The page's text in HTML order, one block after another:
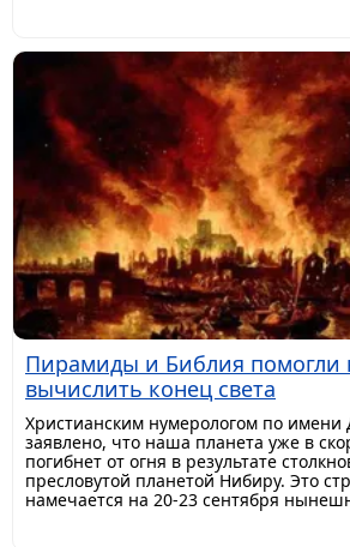
Пирамиды и Библия помогли
вычислить конец света
​Христианским нумерологом по
заявлено, что наша планета уже в
погибнет от огня в результате
пресловутой планетой Нибиру. Это
намечается на 20-23 сентября